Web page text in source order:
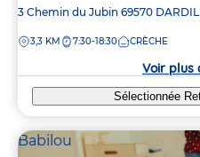
Adresse
la
3 Chemin du Jubin 69570
DISTANCE
3,3 KM 7:30-18:30 CRÈCHE
Voir plus
Sélectionnée
Babilou